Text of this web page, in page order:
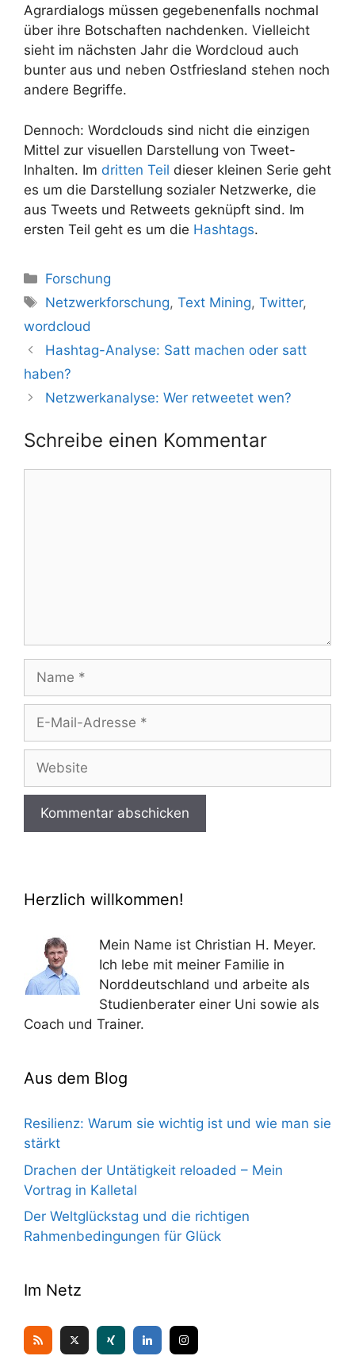
Agrardialogs müssen gegebenenfalls nochmal
über ihre Botschaften nachdenken. Vielleicht
sieht im nächsten Jahr die Wordcloud auch
bunter aus und neben Ostfriesland stehen noch
andere Begriffe.
Dennoch: Wordclouds sind nicht die einzigen
Mittel zur visuellen Darstellung von Tweet-
Inhalten. Im dritten Teil dieser kleinen Serie geht
es um die Darstellung sozialer Netzwerke, die
aus Tweets und Retweets geknüpft sind. Im
ersten Teil geht es um die Hashtags.
Kategorien
Forschung
Schlagwörter
Netzwerkforschung,Text Mining,Twitter,
wordcloud
Hashtag-Analyse: Satt machen oder satt
haben?
Netzwerkanalyse: Wer retweetet wen?
Schreibe einen Kommentar
Name
Adresse
Website
Herzlich willkommen!
Mein Name ist Christian H. Meyer.
Ich lebe mit meiner Familie in
Norddeutschland und arbeite als
Studienberater einer Uni sowie als
Coach und Trainer.
Aus dem Blog
Resilienz: Warum sie wichtig ist und wie man sie
stärkt
Drachen der Untätigkeit reloaded – Mein
Vortrag in Kalletal
Der Weltglückstag und die richtigen
Rahmenbedingungen für Glück
Im Netz